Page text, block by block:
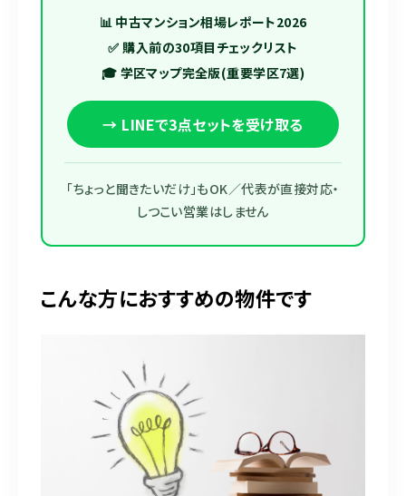
📊 中古マンション相場レポート2026
✅ 購入前の30項目チェックリスト
🎓 学区マップ完全版(重要学区7選)
→ LINEで3点セットを受け取る
「ちょっと聞きたいだけ」もOK／代表が直接対応・
しつこい営業はしません
こんな方におすすめの物件です